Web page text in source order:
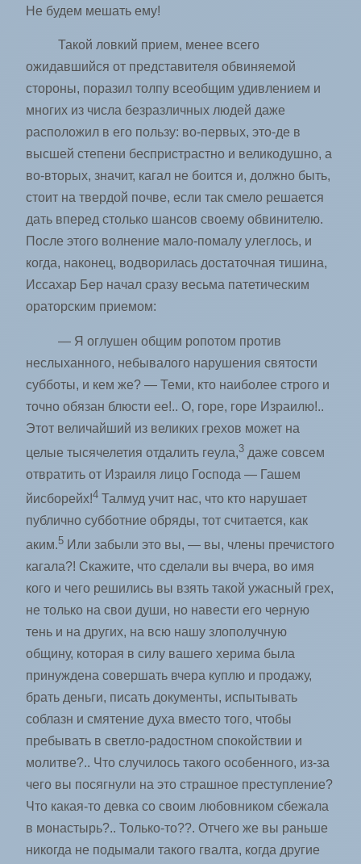
Не будем мешать ему!
Такой ловкий прием, менее всего
ожидавшийся от представителя обвиняемой
стороны, поразил толпу всеобщим удивлением и
многих из числа безразличных людей даже
расположил в его пользу: во-первых, это-де в
высшей степени беспристрастно и великодушно, а
во-вторых, значит, кагал не боится и, должно быть,
стоит на твердой почве, если так смело решается
дать вперед столько шансов своему обвинителю.
После этого волнение мало-помалу улеглось, и
когда, наконец, водворилась достаточная тишина,
Иссахар Бер начал сразу весьма патетическим
ораторским приемом:
— Я оглушен общим ропотом против
неслыханного, небывалого нарушения святости
субботы, и кем же? — Теми, кто наиболее строго и
точно обязан блюсти ее!.. О, горе, горе Израилю!..
Этот величайший из великих грехов может на
целые тысячелетия отдалить геула,3даже совсем
отвратить от Израиля лицо Господа — Гашем
йисборейх!4Талмуд учит нас, что кто нарушает
публично субботние обряды, тот считается, как
аким.5Или забыли это вы, — вы, члены пречистого
кагала?! Скажите, что сделали вы вчера, во имя
кого и чего решились вы взять такой ужасный грех,
не только на свои души, но навести его черную
тень и на других, на всю нашу злополучную
общину, которая в силу вашего херима была
принуждена совершать вчера куплю и продажу,
брать деньги, писать документы, испытывать
соблазн и смятение духа вместо того, чтобы
пребывать в светло-радостном спокойствии и
молитве?.. Что случилось такого особенного, из-за
чего вы посягнули на это страшное преступление?
Что какая-то девка со своим любовником сбежала
в монастырь?.. Только-то??. Отчего же вы раньше
никогда не подымали такого гвалта, когда другие